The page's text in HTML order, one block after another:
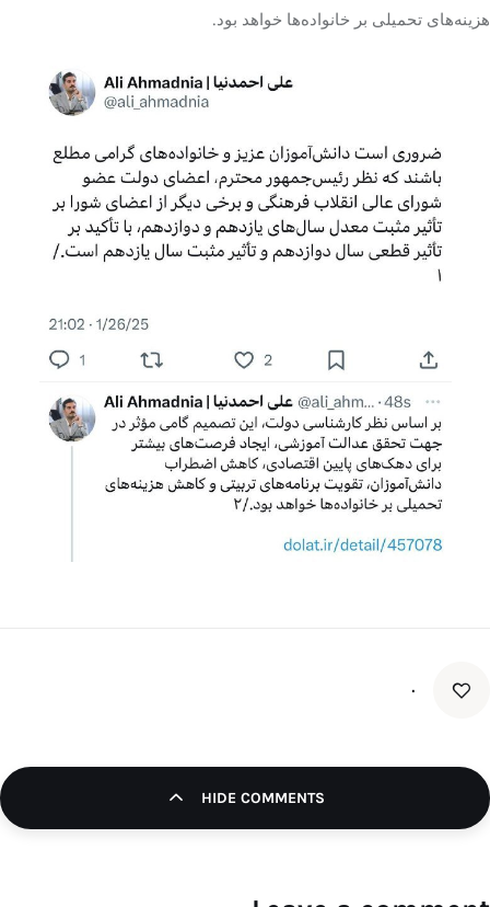
هزینه‌های تحمیلی بر خانواده‌ها خواهد بود.
۰
HIDE COMMENTS